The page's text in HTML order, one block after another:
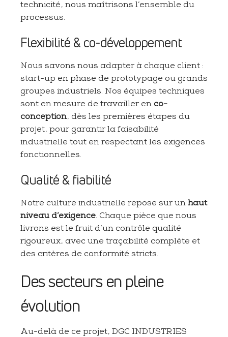
technicité, nous maîtrisons l’ensemble du
processus.
Flexibilité & co-développement
Nous savons nous adapter à chaque client :
start-up en phase de prototypage ou grands
groupes industriels. Nos équipes techniques
sont en mesure de travailler en co-
conception, dès les premières étapes du
projet, pour garantir la faisabilité
industrielle tout en respectant les exigences
fonctionnelles.
Qualité & fiabilité
Notre culture industrielle repose sur un haut
niveau d’exigence. Chaque pièce que nous
livrons est le fruit d’un contrôle qualité
rigoureux, avec une traçabilité complète et
des critères de conformité stricts.
Des secteurs en pleine
évolution
Au-delà de ce projet, DGC INDUSTRIES